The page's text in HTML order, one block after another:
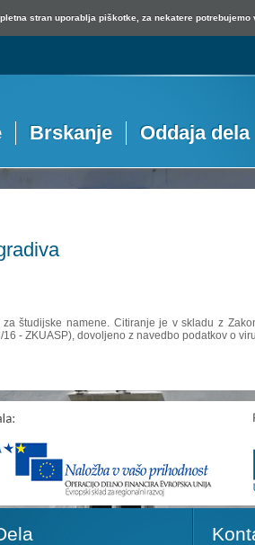
stran uporablja piškotke, za nekatere potrebujemo
Brskanje Oddaja dela
študijske namene. Citiranje je v skladu z
- ZKUASP), dovoljeno z navedbo podatkov o viru.